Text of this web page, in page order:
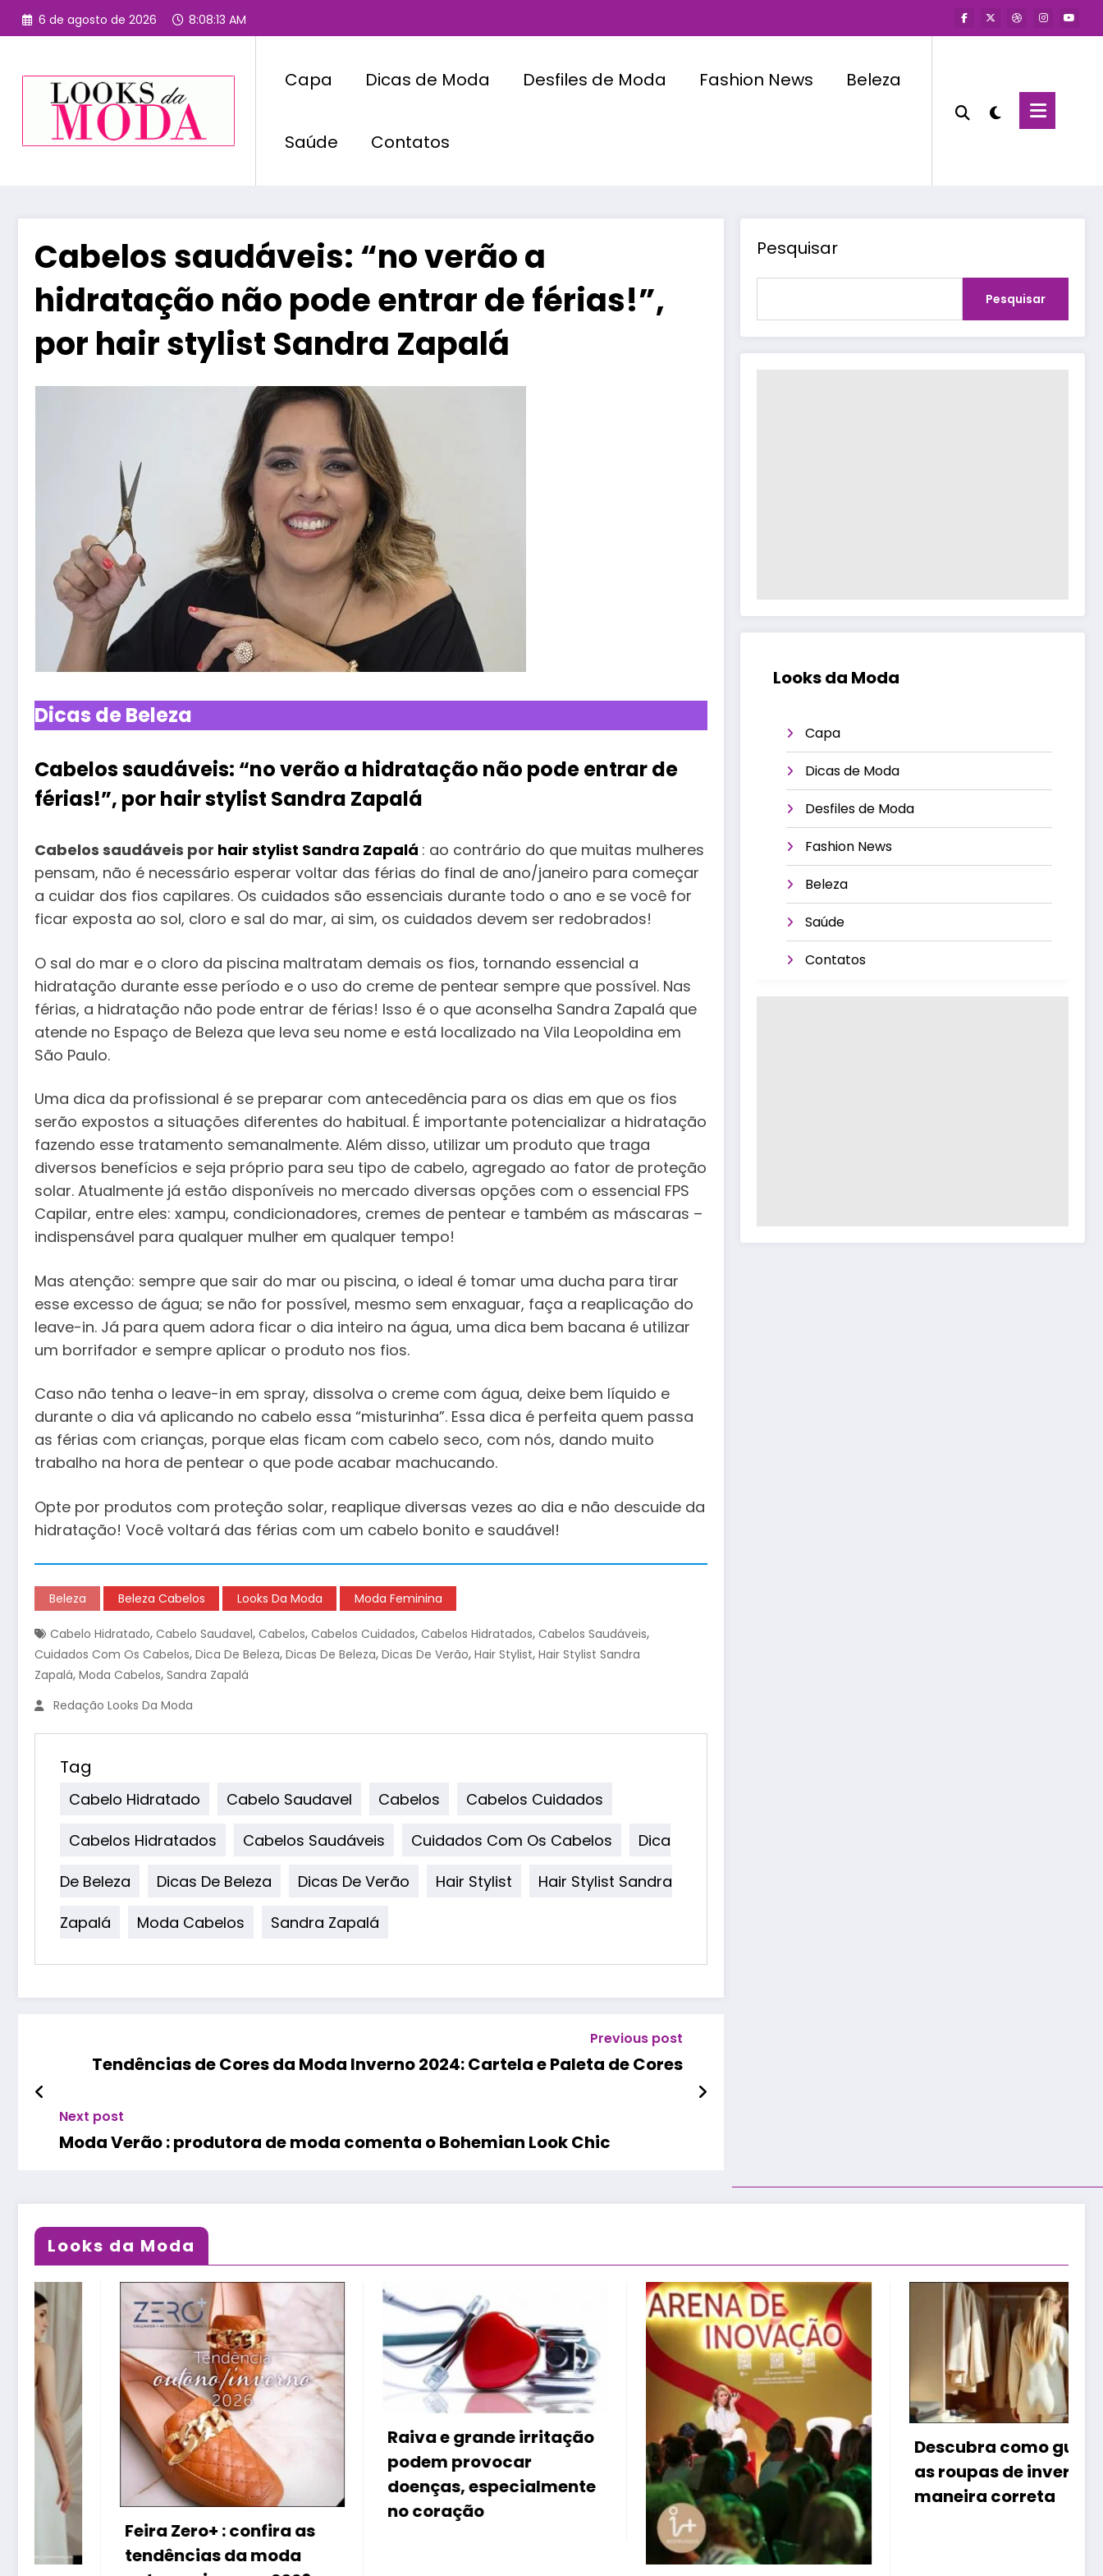
Pular
para
conteúdo
6 de agosto de 2026 8:08:13 AM
Capa Dicas de Moda Desfiles de Moda Fashion News Beleza
Saúde Contatos
Cabelos saudáveis: “no verão a
hidratação não pode entrar de férias!”,
por hair stylist Sandra Zapalá
Dicas de Beleza
Cabelos saudáveis: “no verão a hidratação não pode entrar de
férias!”, por hair stylist Sandra Zapalá
Cabelos saudáveis por hair stylist Sandra Zapalá : ao contrário do que muitas mulheres
pensam, não é necessário esperar voltar das férias do final de ano/janeiro para começar
a cuidar dos fios capilares. Os cuidados são essenciais durante todo o ano e se você for
ficar exposta ao sol, cloro e sal do mar, ai sim, os cuidados devem ser redobrados!
O sal do mar e o cloro da piscina maltratam demais os fios, tornando essencial a
hidratação durante esse período e o uso do creme de pentear sempre que possível. Nas
férias, a hidratação não pode entrar de férias! Isso é o que aconselha Sandra Zapalá que
atende no Espaço de Beleza que leva seu nome e está localizado na Vila Leopoldina em
São Paulo.
Uma dica da profissional é se preparar com antecedência para os dias em que os fios
serão expostos a situações diferentes do habitual. É importante potencializar a hidratação
fazendo esse tratamento semanalmente. Além disso, utilizar um produto que traga
diversos benefícios e seja próprio para seu tipo de cabelo, agregado ao fator de proteção
solar. Atualmente já estão disponíveis no mercado diversas opções com o essencial FPS
Capilar, entre eles: xampu, condicionadores, cremes de pentear e também as máscaras –
indispensável para qualquer mulher em qualquer tempo!
Mas atenção: sempre que sair do mar ou piscina, o ideal é tomar uma ducha para tirar
esse excesso de água; se não for possível, mesmo sem enxaguar, faça a reaplicação do
leave-in. Já para quem adora ficar o dia inteiro na água, uma dica bem bacana é utilizar
um borrifador e sempre aplicar o produto nos fios.
Caso não tenha o leave-in em spray, dissolva o creme com água, deixe bem líquido e
durante o dia vá aplicando no cabelo essa “misturinha”. Essa dica é perfeita quem passa
as férias com crianças, porque elas ficam com cabelo seco, com nós, dando muito
trabalho na hora de pentear o que pode acabar machucando.
Opte por produtos com proteção solar, reaplique diversas vezes ao dia e não descuide da
hidratação! Você voltará das férias com um cabelo bonito e saudável!
Beleza Beleza Cabelos Looks Da Moda Moda Feminina
Cabelo Hidratado, Cabelo Saudavel, Cabelos, Cabelos Cuidados, Cabelos Hidratados, Cabelos Saudáveis,
Cuidados Com Os Cabelos, Dica De Beleza, Dicas De Beleza, Dicas De Verão, Hair Stylist, Hair Stylist Sandra
Zapalá, Moda Cabelos, Sandra Zapalá
Redação Looks Da Moda
Tag
Cabelo Hidratado Cabelo Saudavel Cabelos
Cabelos Cuidados
Cabelos Hidratados
Cabelos Saudáveis Cuidados Com Os Cabelos
Dica
De Beleza
Dicas De Beleza Dicas De Verão Hair Stylist
Hair Stylist Sandra
Zapalá
Moda Cabelos Sandra Zapalá
Previous post
Tendências de Cores da Moda Inverno 2024: Cartela e Paleta de Cores
Next post
Moda Verão : produtora de moda comenta o Bohemian Look Chic
Pesquisar
Pesquisar
Looks da Moda
Capa
Dicas de Moda
Desfiles de Moda
Fashion News
Beleza
Saúde
Contatos
Looks da Moda
Feira Zero+ : confira as
tendências da moda
Raiva e grande irritação
podem provocar
doenças, especialmente
no coração
Descubra como guardar
as roupas de inverno de
maneira correta